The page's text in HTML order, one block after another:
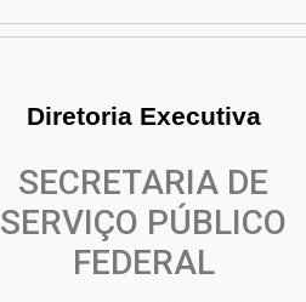
Diretoria Executiva
SECRETARIA DE
SERVIÇO PÚBLICO
FEDERAL